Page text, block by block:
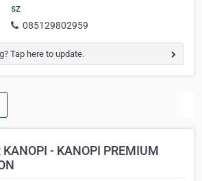
sz
085129802959
Tap here to update.
- KANOPI PREMIUM